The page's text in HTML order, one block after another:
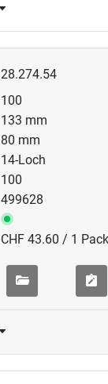
28.274.54
100
133 mm
80 mm
14-Loch
100
499628
CHF 43.60 / 1